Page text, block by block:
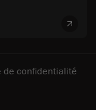
de confidentialité